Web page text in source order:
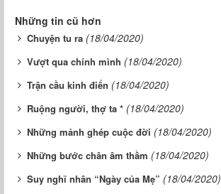
Những tin cũ hơn
Chuyện tu ra (18/04/2020)
Vượt qua chính mình (18/04/2020)
Trận cầu kinh điển (18/04/2020)
Ruộng người, thợ ta * (18/04/2020)
Những mảnh ghép cuộc đời (18/04/2020)
Những bước chân âm thầm (18/04/2020)
Suy nghĩ nhân “Ngày của Mẹ” (18/04/2020)